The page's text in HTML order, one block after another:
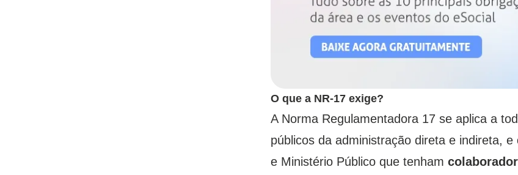
O que a NR-17 exige?
A Norma Regulamentadora 17 se aplica a
públicos da administração direta e indireta,
e Ministério Público que tenham